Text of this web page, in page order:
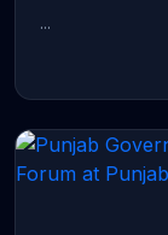
...